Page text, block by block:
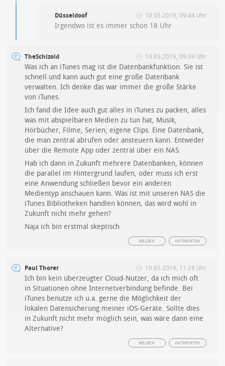
Düsseldoof 10.05.2019, 09:44 Uhr
Irgendwo ist es immer schon 18 Uhr
TheSchizoid 10.05.2019, 09:39 Uhr
Was ich an iTunes mag ist die Datenbankfunktion. Sie ist
schnell und kann auch gut eine große Datenbank
verwalten. Ich denke das war immer die große Stärke
von iTunes.
Ich fand die Idee auch gut alles in iTunes zu packen, alles
was mit abspielbaren Medien zu tun hat, Musik,
Hörbücher, Filme, Serien, eigene Clips. Eine Datenbank,
die man zentral abrufen oder ansteuern kann. Entweder
über die Remote App oder zentral über ein NAS.
Hab ich dann in Zukunft mehrere Datenbanken, können
die parallel im Hintergrund laufen, oder muss ich erst
eine Anwendung schließen bevor ein anderen
Medientyp anschauen kann. Was ist mit unseren NAS die
iTunes Bibliotheken handlen können, das wird wohl in
Zukunft nicht mehr gehen?
Naja ich bin erstmal skeptisch
ANTWORTEN
MELDEN
Paul Thorer 10.05.2019, 11:28 Uhr
Ich bin kein überzeugter Cloud-Nutzer, da ich mich oft
in Situationen ohne Internetverbindung befinde. Bei
iTunes benutze ich u.a. gerne die Möglichkeit der
lokalen Datensicherung meiner iOS-Geräte. Sollte dies
in Zukunft nicht mehr möglich sein, was wäre dann eine
Alternative?
ANTWORTEN
MELDEN